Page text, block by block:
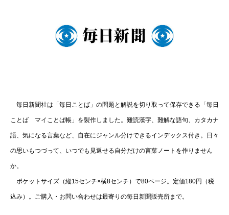
毎日新聞社は「毎日ことば」の問題と解説を切り取って保存できる「毎日
ことば マイことば帳」を製作しました。難読漢字、難解な語句、カタカナ
語、気になる言葉など、自在にジャンル分けできるインデックス付き。日々
の思いもつづって、いつでも見返せる自分だけの言葉ノートを作りません
か。
ポケットサイズ（縦15センチ×横8センチ）で80ページ。定価180円（税
込み）。ご購入・お問い合わせは最寄りの毎日新聞販売所まで。